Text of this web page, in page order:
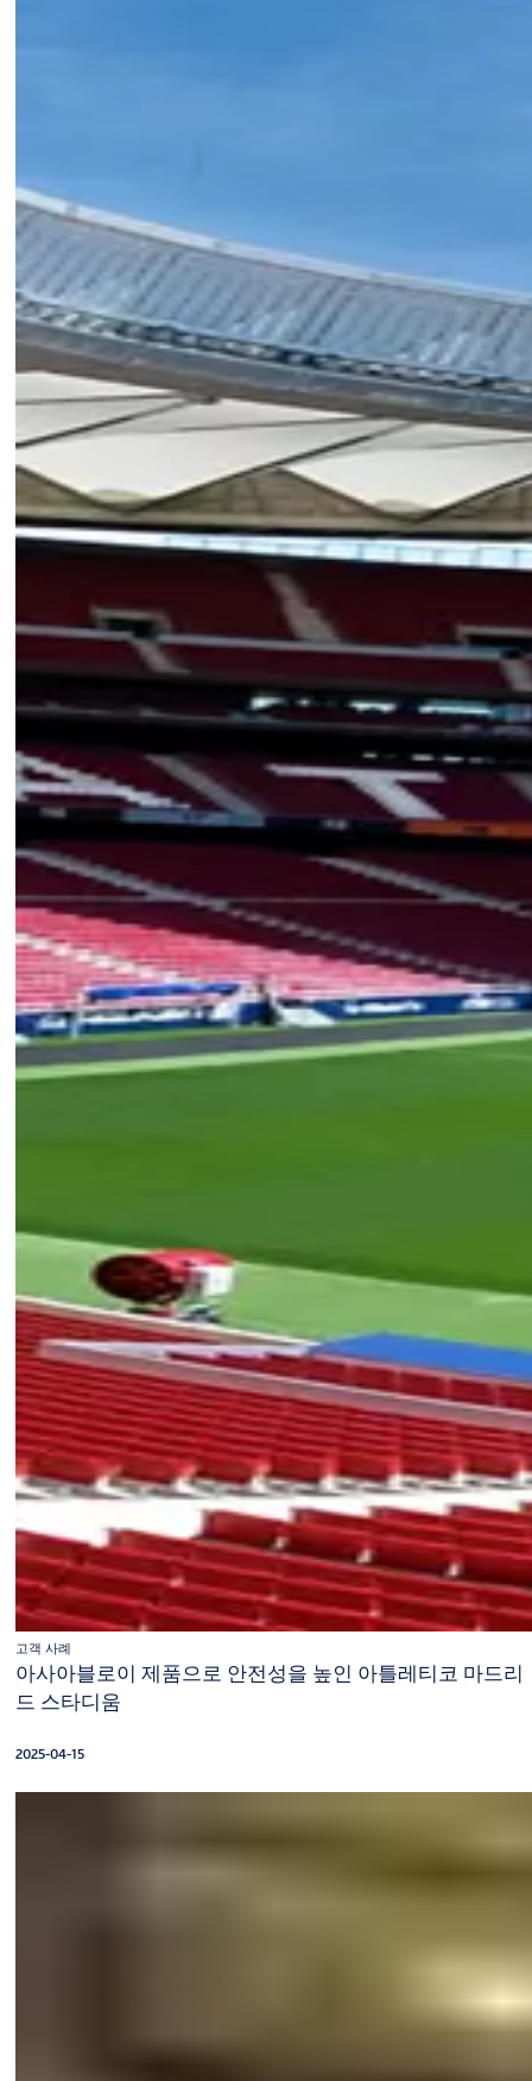
고객 사례
아사아블로이 제품으로 안전성을 높인 아틀레티코 마드리
드 스타디움
2025-04-15